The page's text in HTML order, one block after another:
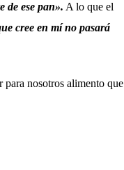
de ese pan». A lo que el
cree en mí no pasará
para nosotros alimento que